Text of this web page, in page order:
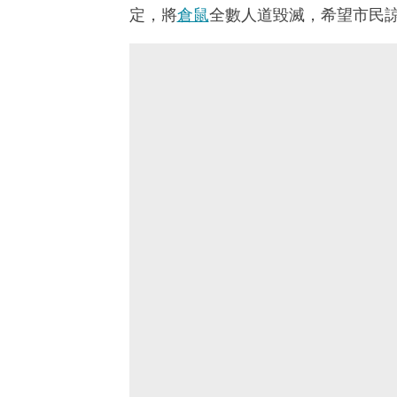
定，將倉鼠全數人道毀滅，希望市民